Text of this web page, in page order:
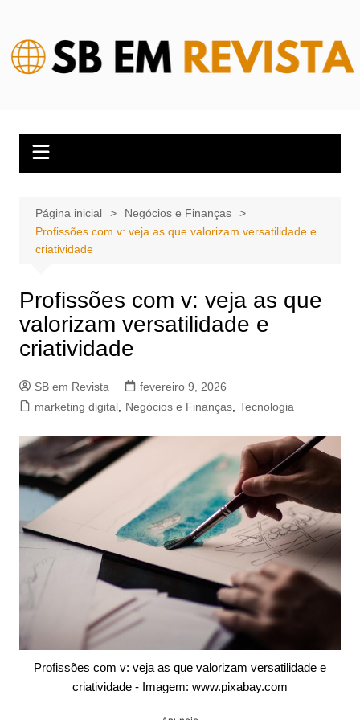
conteúdo
Página inicial
Negócios e Finanças
Profissões com v: veja as que valorizam versatilidade e
criatividade
Profissões com v: veja as que
valorizam versatilidade e
criatividade
SB em Revista
fevereiro 9, 2026
marketing digital, Negócios e Finanças, Tecnologia
Profissões com v: veja as que valorizam versatilidade e
criatividade - Imagem: www.pixabay.com